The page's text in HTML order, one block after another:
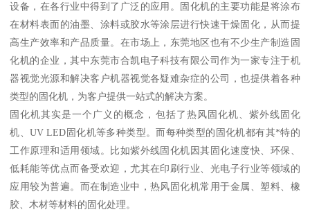
设备，在各行业中得到了广泛的应用。固化机的主要功能是将涂布
在材料表面的油墨、涂料或胶水等涂层进行快速干燥固化，从而提
高生产效率和产品质量。在市场上，东莞地区也有不少生产制造固
化机的企业，其中东莞市合凯电子科技有限公司作为一家专注于机
器视觉光源和解决客户机器视觉各疑难杂症的公司，也提供着各种
类型的固化机，为客户提供一站式的解决方案。
固化机其实是一个广义的概念，包括了热风固化机、紫外线固化
机、UV LED固化机等多种类型。而每种类型的固化机都有其*特的
工作原理和适用领域。比如紫外线固化机因其固化速度快、环保、
低耗能等优点而备受欢迎，尤其在印刷行业、光电子行业等领域的
应用较为普遍。而在制造业中，热风固化机常用于金属、塑料、橡
胶、木材等材料的固化处理。